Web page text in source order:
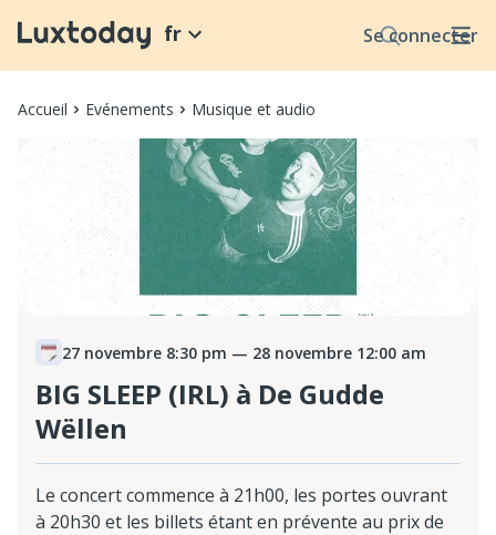
Se connecter
fr
Accueil Evénements Musique et audio
27 novembre 8:30 pm — 28 novembre 12:00 am
BIG SLEEP (IRL) à De Gudde
Wëllen
Le concert commence à 21h00, les portes ouvrant
à 20h30 et les billets étant en prévente au prix de